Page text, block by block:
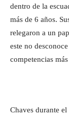
dentro de la
más de 6 años.
relegaron a un
este no
competencias
Chaves durante